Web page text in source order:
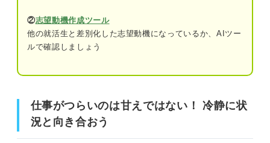
⑥職場での自分の必要性を感じられない
⑦充分な休みが取れないほど忙しい
➉仕事内容が体力的にハードすぎる
②志望動機作成ツール
他の就活生と差別化した志望動機になっているか、AIツー
ルで確認しましょう
仕事がつらいのは甘えではない！ 冷静に状
況と向き合おう
仕事がつらいのは甘えではない！ 冷静に状況と向き合お
まずは知ってほしい！ 仕事がつらい人が心に留めておく
べき2つのこと
つらく感じるのは自分の仕事に責任を持っている証拠